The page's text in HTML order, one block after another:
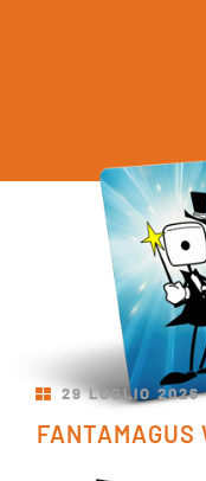
29 LUGLIO 2026